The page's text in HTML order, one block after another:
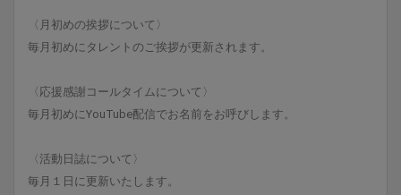
〈月初めの挨拶について〉
毎月初めにタレントのご挨拶が更新されます。
〈応援感謝コールタイムについて〉
毎月初めにYouTube配信でお名前をお呼びします。
〈活動日誌について〉
毎月１日に更新いたします。